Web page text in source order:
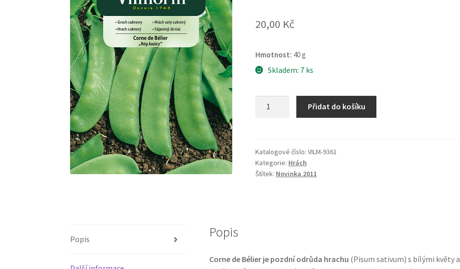
20,00 Kč
Hmotnost: 40 g
Skladem: 7 ks
de
Bélier
množství
Přidat do košíku
Katalogové číslo:VILM-9361
Kategorie: Hrách
Štítek: Novinka 2011
Popis Popis
Corne de Bélier je pozdní odrůda hrachu (Pisum sativum) s bílými květy a